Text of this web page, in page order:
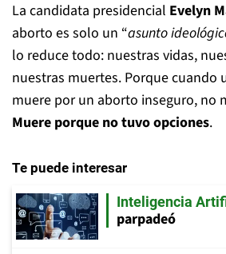
La candidata presidencial Evelyn
aborto es solo un “asunto
lo reduce todo: nuestras vidas,
nuestras muertes. Porque cuando
muere por un aborto inseguro, no
Muere porque no tuvo opciones.
Te puede interesar
Inteligencia
parpadeó